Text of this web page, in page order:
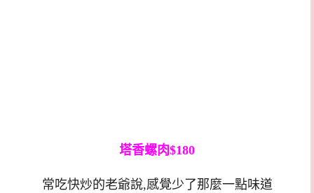
塔香螺肉$180
常吃快炒的老爺說,感覺少了那麼一點味道